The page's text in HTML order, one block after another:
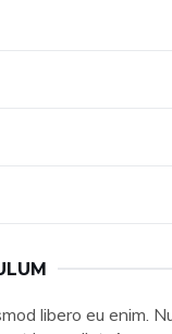
libero eu enim.